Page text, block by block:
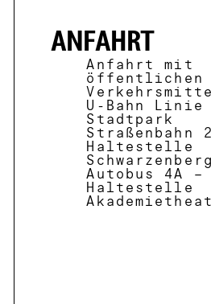
ANFAHRT
Anfahrt mit
öffentlichen
U-Bahn Linie
Stadtpark
Straßenbahn
Haltestelle
Autobus 4A –
Haltestelle